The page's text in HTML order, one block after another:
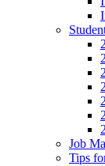
Job
Tips